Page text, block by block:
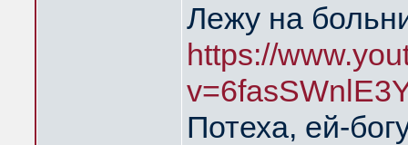
Лежу на
https://
Потеха, ей-